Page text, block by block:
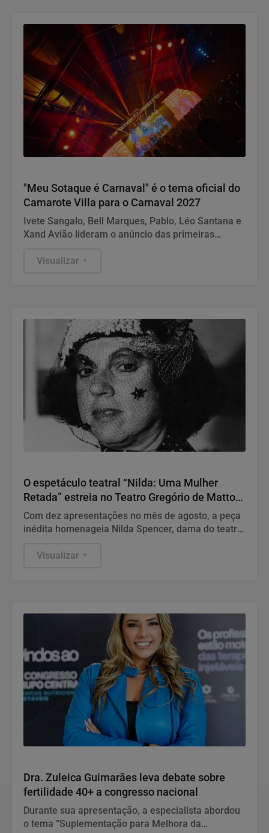
"Meu Sotaque é Carnaval" é o tema oficial do
Camarote Villa para o Carnaval 2027
Ivete Sangalo, Bell Marques, Pablo, Léo Santana e
Xand Avião lideram o anúncio das primeiras
camarote
Visualizar
O espetáculo teatral “Nilda: Uma Mulher
Retada” estreia no Teatro Gregório de Mattos,
em Salvador
Com dez apresentações no mês de agosto, a peça
inédita homenageia Nilda Spencer, dama do teatro
Visualizar
Dra. Zuleica Guimarães leva debate sobre
fertilidade 40+ a congresso nacional
Durante sua apresentação, a especialista abordou
o tema “Suplementação para Melhora da